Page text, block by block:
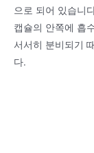
으로 되어 있습니
캡슐의 안쪽에 흡
서서히 분비되기
다.